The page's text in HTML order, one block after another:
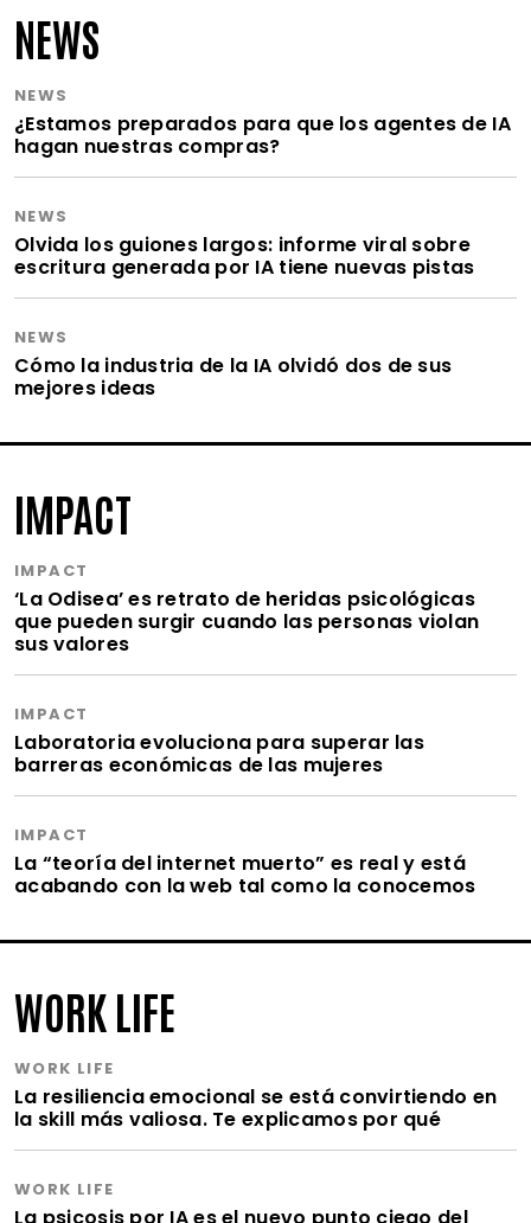
NEWS
NEWS
¿Estamos preparados para que los agentes de IA
hagan nuestras compras?
NEWS
Olvida los guiones largos: informe viral sobre
escritura generada por IA tiene nuevas pistas
NEWS
Cómo la industria de la IA olvidó dos de sus
mejores ideas
IMPACT
IMPACT
‘La Odisea’ es retrato de heridas psicológicas
que pueden surgir cuando las personas violan
sus valores
IMPACT
Laboratoria evoluciona para superar las
barreras económicas de las mujeres
IMPACT
La “teoría del internet muerto” es real y está
acabando con la web tal como la conocemos
WORK LIFE
WORK LIFE
La resiliencia emocional se está convirtiendo en
la skill más valiosa. Te explicamos por qué
WORK LIFE